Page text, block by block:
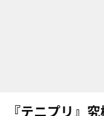
『テニプリ』